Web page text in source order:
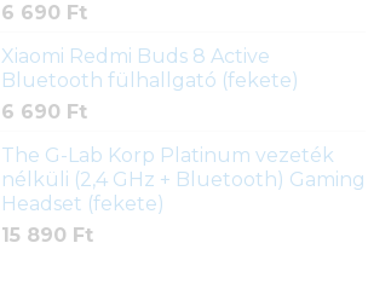
6 690 Ft
Xiaomi Redmi Buds 8 Active
Bluetooth fülhallgató (fekete)
6 690 Ft
The G-Lab Korp Platinum vezeték
nélküli (2,4 GHz + Bluetooth) Gaming
Headset (fekete)
15 890 Ft